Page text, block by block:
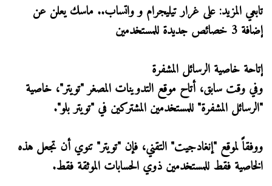
تابعي المزيد: على غرار تيليجرام و واتساب.. ماسك يعلن عن
إضافة 3 خصائص جديدة للمستخدمين
إتاحة خاصية الرسائل المشفرة
وفي وقت سابق، أتاح موقع التدوينات المصغر "تويتر"، خاصية
"الرسائل المشفرة" للمستخدمين المشتركين في "تويتر بلو".
ووفقاً لموقع "إنغادجيت" التقني، فإن "تويتر" تنوي أن تجعل هذه
الخاصية فقط للمستخدمين ذوي الحسابات الموثقة فقط.